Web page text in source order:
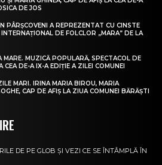
DE JOS
PÂRȘCOVENI A REPREZENTAT CU CINSTE
DE FOLCLOR „MARA” DE LA
MARE. MUZICĂ POPULARĂ, SPECTACOL DE
CEA DE-A IX-A EDIȚIE A ZILEI COMUNEI
MARI. IRINA MARIA BIROU, MARIA
CAP DE AFIȘ LA ZIUA COMUNEI BĂRĂȘTI
DE PE GLOB ȘI VEZI CE SE ÎNTÂMPLĂ ÎN